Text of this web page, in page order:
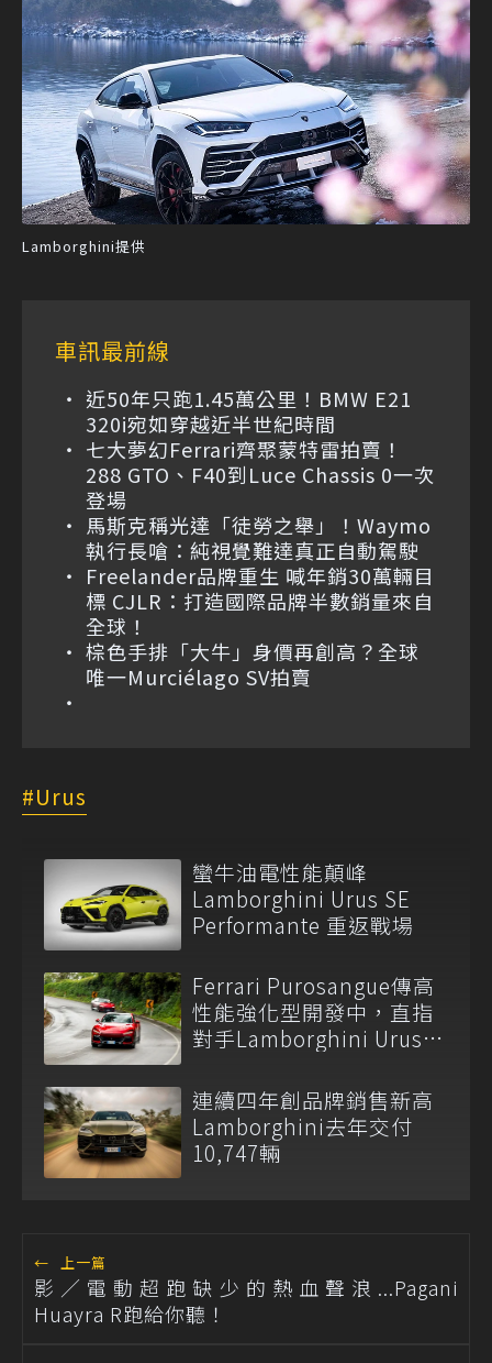
Lamborghini提供
車訊最前線
近50年只跑1.45萬公里！BMW E21
320i宛如穿越近半世紀時間
七大夢幻Ferrari齊聚蒙特雷拍賣！
288 GTO、F40到Luce Chassis 0一次
登場
馬斯克稱光達「徒勞之舉」！Waymo
執行長嗆：純視覺難達真正自動駕駛
Freelander品牌重生 喊年銷30萬輛目
標 CJLR：打造國際品牌半數銷量來自
全球！
棕色手排「大牛」身價再創高？全球
唯一Murciélago SV拍賣
Urus
蠻牛油電性能顛峰
Lamborghini Urus SE
Performante 重返戰場
Ferrari Purosangue傳高
性能強化型開發中，直指
對手Lamborghini Urus
連續四年創品牌銷售新高
Lamborghini去年交付
10,747輛
← 上一篇
影／電動超跑缺少的熱血聲浪...Pagani
Huayra R跑給你聽！